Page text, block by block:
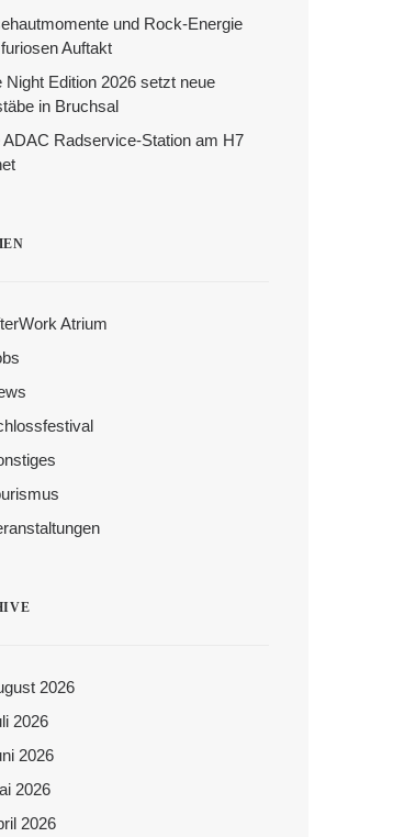
und Rock-Energie
Auftakt
Night Edition 2026 setzt neue
in Bruchsal
ADAC Radservice-Station am H7
Atrium
2026
2026
2026
2026
2026